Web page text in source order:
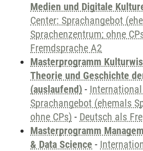
Medien und Digitale
Center: Sprachangebot
Sprachenzentrum; ohne
Fremdsprache A2
Masterprogramm
Theorie und Geschichte
(auslaufend) -
Sprachangebot (ehemals
ohne CPs) - Deutsch als
Masterprogramm
& Data Science -